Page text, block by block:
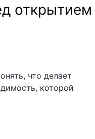
открытием
что делает
которой